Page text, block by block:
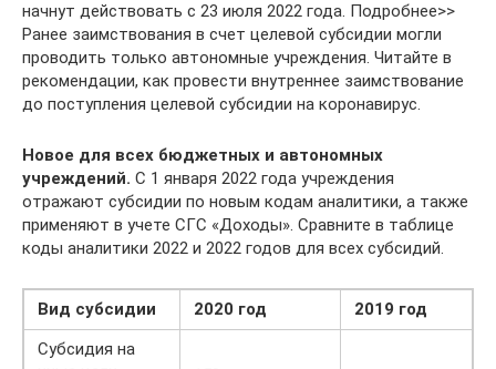
начнут действовать с 23 июля 2022 года. Подробнее>>
Ранее заимствования в счет целевой субсидии могли
проводить только автономные учреждения. Читайте в
рекомендации, как провести внутреннее заимствование
до поступления целевой субсидии на коронавирус.
Новое для всех бюджетных и автономных
учреждений. С 1 января 2022 года учреждения
отражают субсидии по новым кодам аналитики, а также
применяют в учете СГС «Доходы». Сравните в таблице
коды аналитики 2022 и 2022 годов для всех субсидий.
Вид субсидии 2020 год
2019 год
Субсидия на